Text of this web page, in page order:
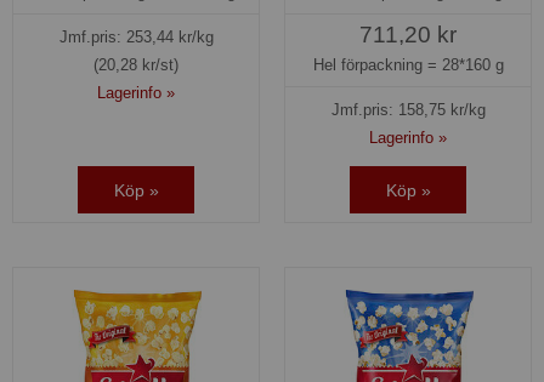
Jmf.pris: 253,44kr/kg
(20,28 kr/st)
Lagerinfo »
Köp »
711,20 kr
Hel förpackning = 28*160 g
Jmf.pris: 158,75kr/kg
Lagerinfo »
Köp »